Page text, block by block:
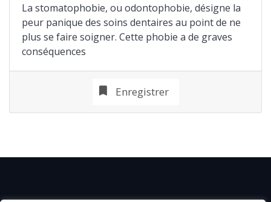
La stomatophobie, ou odontophobie, désigne la
peur panique des soins dentaires au point de ne
plus se faire soigner. Cette phobie a de graves
conséquences
Enregistrer